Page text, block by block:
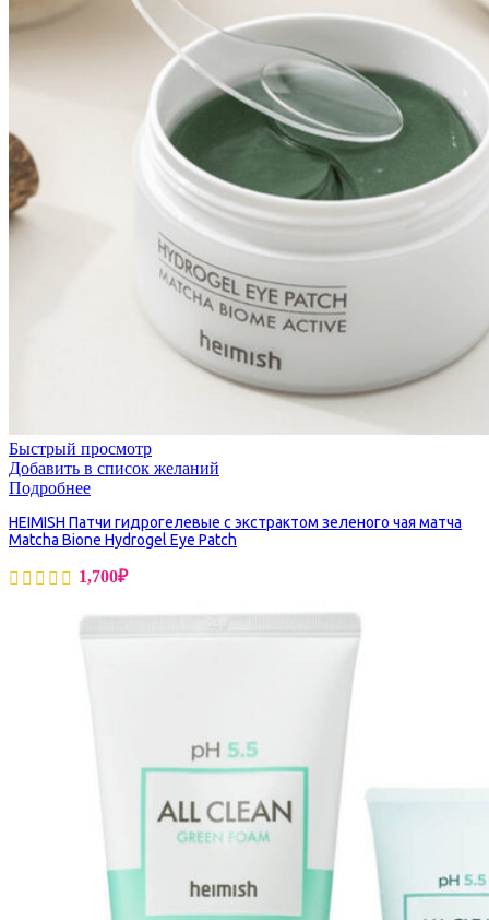
Быстрый просмотр
Добавить в список желаний
Подробнее
HEIMISH Патчи гидрогелевые с экстрактом зеленого чая матча
Matcha Bione Hydrogel Eye Patch
1,700₽